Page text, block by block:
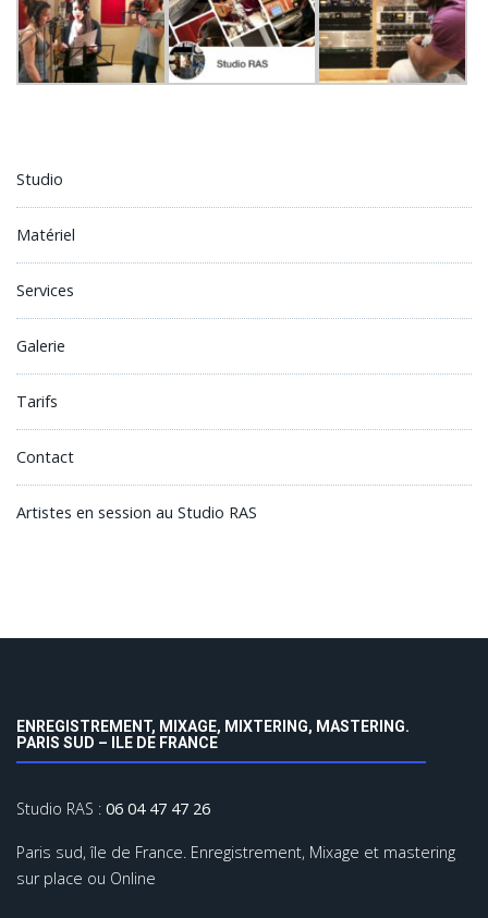
Studio
Matériel
Services
Galerie
Tarifs
Contact
Artistes en session au Studio RAS
ENREGISTREMENT, MIXAGE, MIXTERING, MASTERING.
PARIS SUD – ILE DE FRANCE
Studio RAS : 06 04 47 47 26
Paris sud, île de France. Enregistrement, Mixage et mastering
sur place ou Online